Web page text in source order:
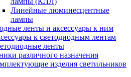
Линейные люминесцентные
лампы
ленты и аксессуары к ним
к светодиодным лентам
ленты
различного назначения
изделия светильников